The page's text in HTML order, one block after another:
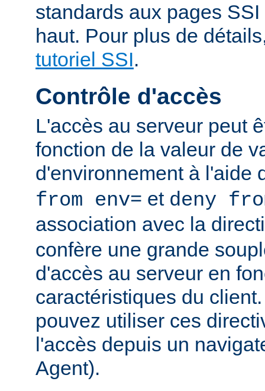
standards aux pages
haut. Pour plus de
tutoriel SSI.
Contrôle d'accès
L'accès au serveur peut
fonction de la valeur de
d'environnement à l'aide
from env= et deny
association avec la
confère une grande
d'accès au serveur en
caractéristiques du
pouvez utiliser ces
l'accès depuis un
Agent).